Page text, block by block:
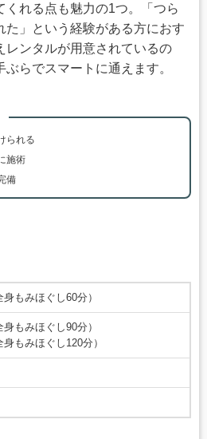
くれる点も魅力の1つ。「つら
た」という経験がある方におす
レンタルが用意されているの
らでスマートに通えます。
られる
施術
備
もみほぐし60分）
もみほぐし90分）
もみほぐし120分）